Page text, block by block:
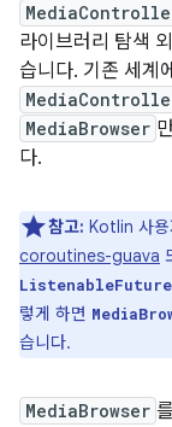
라이브러리 탐색
습니다. 기존 세계
MediaBrowser
다.
참고: Kotlin 사용
coroutines-guava
ListenableFuture
렇게 하면
습니다.
MediaBrowser